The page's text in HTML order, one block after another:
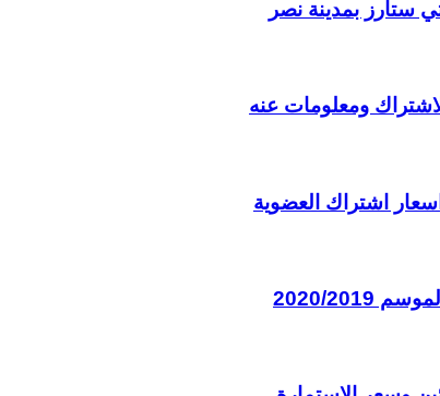
ستارز بمدينة نصر
ومعلومات عنه
اشتراك العضوية
2019